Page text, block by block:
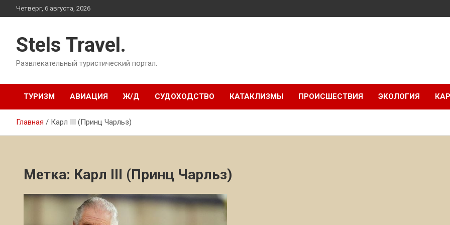
Перейти
к
Четверг, 6 августа, 2026
Stels Travel.
Развлекательный туристический портал.
ТУРИЗМ АВИАЦИЯ Ж/Д СУДОХОДСТВО КАТАКЛИЗМЫ ПРОИСШЕСТВИЯ ЭКОЛОГИЯ
Главная Карл III (Принц Чарльз)
Метка: Карл III (Принц Чарльз)